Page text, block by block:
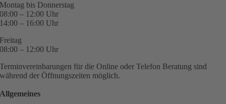
Montag bis Donnerstag
08:00 – 12:00 Uhr
14:00 – 16:00 Uhr
Freitag
08:00 – 12:00 Uhr
Terminvereinbarungen für die Online oder Telefon Beratung sind
während der Öffnungszeiten möglich.
Allgemeines